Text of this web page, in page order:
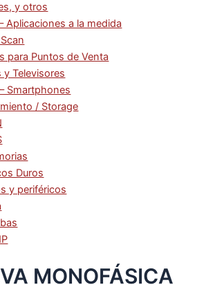
y otros
Aplicaciones a la medida
para Puntos de Venta
Televisores
Smartphones
/ Storage
Duros
y periféricos
MONOFÁSICA